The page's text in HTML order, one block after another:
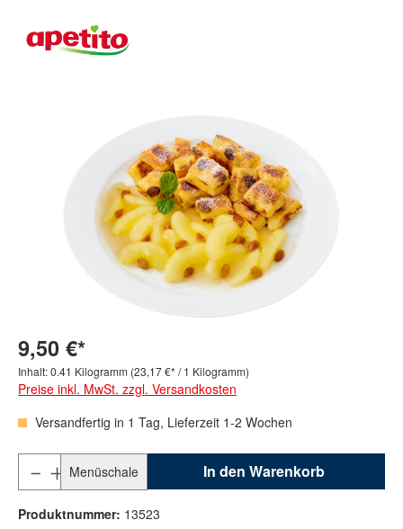
9,50 €*
Inhalt:0.41 Kilogramm (23,17 €* / 1 Kilogramm)
Preise inkl. MwSt. zzgl. Versandkosten
Versandfertig in 1 Tag, Lieferzeit 1-2 Wochen
Menüschale In den Warenkorb
Produktnummer: 13523